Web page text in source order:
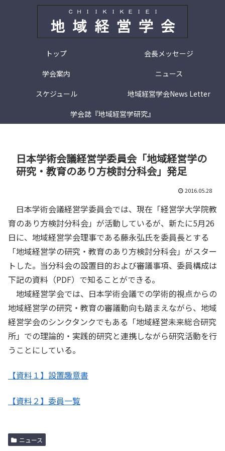
トップ
会長メッセージ
学会案内
ニュース
スケジュール
地域経営学会News Letter
学会誌『地域経営学研究』
日本学術会議経営学委員会「地域経営学の
研究・教育のあり方検討分科会」発足
2016.05.28
日本学術会議経営学委員会では、現在「経営学大学院教
育のあり方検討分科会」が活動しているが、新たに5月26
日に、地域経営学会理事である藤永弘氏を委員長とする
「地域経営学の研究・教育のあり方検討分科会」がスター
トした。当分科会の設置目的および審議事項、委員構成は
下記の資料（PDF）で知ることができる。
地域経営学会では、日本学術会議での学術的視点からの
地域経営学の研究・教育の審議動向も踏まえながら、地域
経営学会のシンクタンクでもある「地域経営未来総合研究
所」での理論的・実践的研究と連携しながら研究活動を行
うことにしている。
【資料１】設置趣意書
【資料２】委員一覧
ニュース